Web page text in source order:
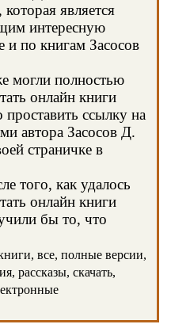
является
интересную
по книгам Засосов
могли полностью
онлайн книги
ссылку на
автора Засосов Д.
страничке в
того, как удалось
онлайн книги
бы то, что
все, полные версии,
рассказы, скачать,